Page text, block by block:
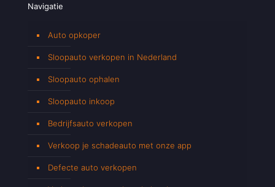
Navigatie
Auto opkoper
Sloopauto verkopen in Nederland
Sloopauto ophalen
Sloopauto inkoop
Bedrijfsauto verkopen
Verkoop je schadeauto met onze app
Defecte auto verkopen